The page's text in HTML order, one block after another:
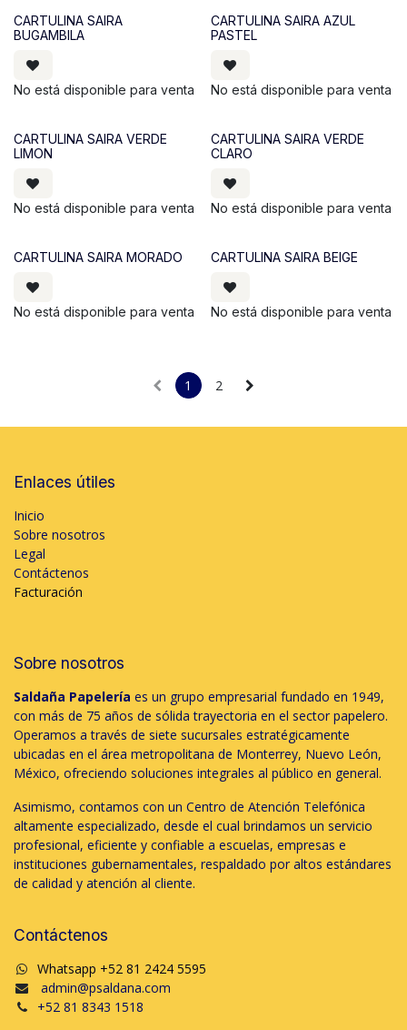
CARTULINA SAIRA
BUGAMBILA
No está disponible para venta
CARTULINA SAIRA AZUL
PASTEL
No está disponible para venta
CARTULINA SAIRA VERDE
LIMON
No está disponible para venta
CARTULINA SAIRA VERDE
CLARO
No está disponible para venta
CARTULINA SAIRA MORADO
No está disponible para venta
CARTULINA SAIRA BEIGE
No está disponible para venta
1 2
Enlaces útiles
Inicio
Sobre nosotros
Legal
Contáctenos
Facturación
Sobre nosotros
Saldaña Papelería es un grupo empresarial fundado en 1949,
con más de 75 años de sólida trayectoria en el sector papelero.
Operamos a través de siete sucursales estratégicamente
ubicadas en el área metropolitana de Monterrey, Nuevo León,
México, ofreciendo soluciones integrales al público en general.
Asimismo, contamos con un Centro de Atención Telefónica
altamente especializado, desde el cual brindamos un servicio
profesional, eficiente y confiable a escuelas, empresas e
instituciones gubernamentales, respaldado por altos estándares
de calidad y atención al cliente.
Contáctenos
Whatsapp +52 81 2424 5595
admin@psaldana.com
+52 81 8343 1518